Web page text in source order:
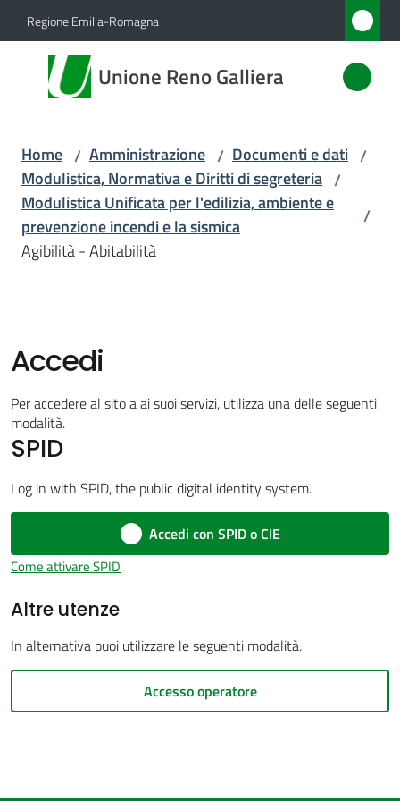
Vai al contenuto
Vai alla navigazione
Vai al footer
Regione Emilia-Romagna
Unione Reno Galliera
Unione
Reno
Amministrazione
Menu selezionato
Novità
Vivere
l'Unione
Amministrazione
trasparente
Tutti
argomenti...
su
Home / Amministrazione / Documenti e dati /
Modulistica, Normativa e Diritti di segreteria /
Modulistica Unificata per l'edilizia, ambiente e
prevenzione incendi e la sismica
/
Agibilità - Abitabilità
Accedi
Per accedere al sito a ai suoi servizi, utilizza una delle seguenti
modalità.
SPID
Log in with SPID, the public digital identity system.
Accedi con SPID o CIE
Come attivare SPID
Altre utenze
In alternativa puoi utilizzare le seguenti modalità.
Accesso operatore